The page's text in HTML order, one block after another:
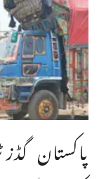
پاکستان گڈز